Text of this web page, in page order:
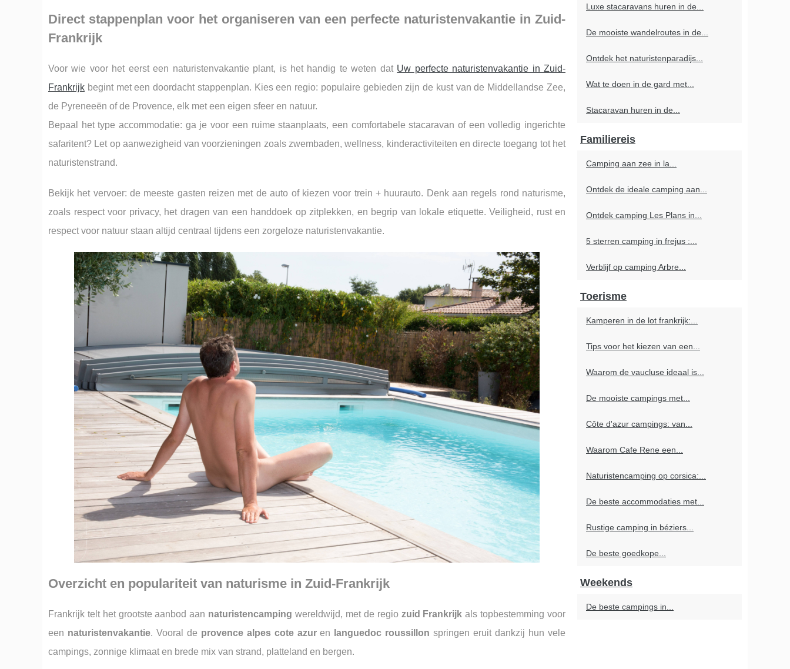
Direct stappenplan voor het organiseren van een perfecte naturistenvakantie in Zuid-
Frankrijk
Voor wie voor het eerst een naturistenvakantie plant, is het handig te weten dat Uw perfecte naturistenvakantie in Zuid-
Frankrijk begint met een doordacht stappenplan. Kies een regio: populaire gebieden zijn de kust van de Middellandse Zee,
de Pyreneeën of de Provence, elk met een eigen sfeer en natuur.
Bepaal het type accommodatie: ga je voor een ruime staanplaats, een comfortabele stacaravan of een volledig ingerichte
safaritent? Let op aanwezigheid van voorzieningen zoals zwembaden, wellness, kinderactiviteiten en directe toegang tot het
naturistenstrand.
Bekijk het vervoer: de meeste gasten reizen met de auto of kiezen voor trein + huurauto. Denk aan regels rond naturisme,
zoals respect voor privacy, het dragen van een handdoek op zitplekken, en begrip van lokale etiquette. Veiligheid, rust en
respect voor natuur staan altijd centraal tijdens een zorgeloze naturistenvakantie.
Overzicht en populariteit van naturisme in Zuid-Frankrijk
Frankrijk telt het grootste aanbod aan naturistencamping wereldwijd, met de regio zuid Frankrijk als topbestemming voor
een naturistenvakantie. Vooral de provence alpes cote azuren languedoc roussillon springen eruit dankzij hun vele
campings, zonnige klimaat en brede mix van strand, platteland en bergen.
Luxe stacaravans huren in de...
De mooiste wandelroutes in de...
Ontdek het naturistenparadijs...
Wat te doen in de gard met...
Stacaravan huren in de...
Familiereis
Camping aan zee in la...
Ontdek de ideale camping aan...
Ontdek camping Les Plans in...
5 sterren camping in frejus :...
Verblijf op camping Arbre...
Toerisme
Kamperen in de lot frankrijk:...
Tips voor het kiezen van een...
Waarom de vaucluse ideaal is...
De mooiste campings met...
Côte d'azur campings: van...
Waarom Cafe Rene een...
Naturistencamping op corsica:...
De beste accommodaties met...
Rustige camping in béziers...
De beste goedkope...
Weekends
De beste campings in...